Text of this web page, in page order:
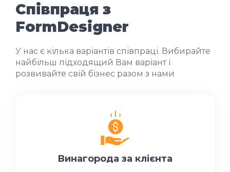
Співпраця з
FormDesigner
У нас є кілька варіантів співпраці. Вибирайте
найбільш підходящий Вам варіант і
розвивайте свій бізнес разом з нами
Винагорода за клієнта